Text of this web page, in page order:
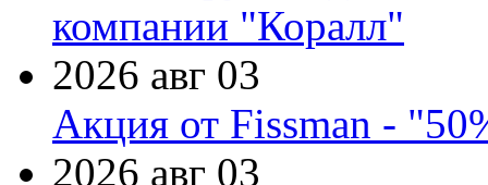
компании "Коралл"
2026 авг 03
Акция от Fissman -
2026 авг 03